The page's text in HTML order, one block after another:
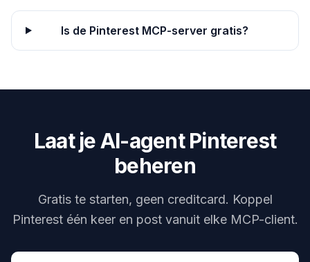
Is de Pinterest MCP-server gratis?
Laat je AI-agent Pinterest
beheren
Gratis te starten, geen creditcard. Koppel
Pinterest één keer en post vanuit elke MCP-client.